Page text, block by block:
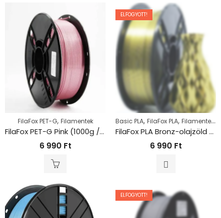
FilaFox PET-G, Filamentek
FilaFox PET-G Pink (1000g / 1,75mm)
6 990 Ft
ELFOGYOTT!
Basic PLA, FilaFox PLA, Filamentek ,
FilaFox PLA Bronz-olajzöld (1000g / 1,75mm)
6 990 Ft
ELFOGYOTT!